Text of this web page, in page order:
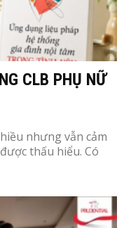
CLB PHỤ NỮ
nhưng vẫn cảm
thấu hiểu. Có